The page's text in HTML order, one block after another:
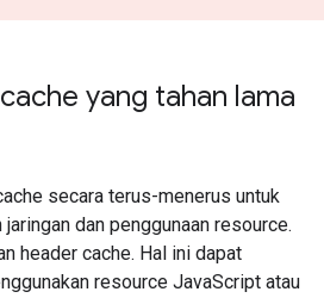
yang tahan lama
secara terus-menerus untuk
dan penggunaan resource.
header cache. Hal ini dapat
resource JavaScript atau